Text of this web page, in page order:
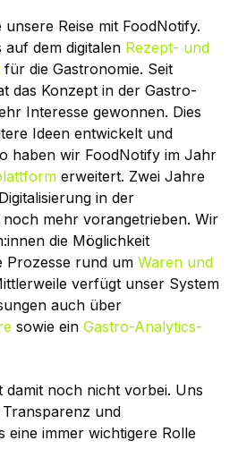
Reise mit FoodNotify.
auf dem digitalen Rezept- und
für die Gastronomie. Seit
das Konzept in der Gastro-
Interesse gewonnen. Dies
Ideen entwickelt und
haben wir FoodNotify im Jahr
erweitert. Zwei Jahre
in der
mehr vorangetrieben. Wir
die Möglichkeit
Prozesse rund um Waren und
verfügt unser System
auch über
sowie ein Gastro-Analytics-
damit noch nicht vorbei. Uns
und
eine immer wichtigere Rolle